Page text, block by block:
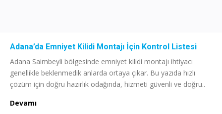
Adana’da Emniyet Kilidi Montajı İçin Kontrol Listesi
Adana Saimbeyli bölgesinde emniyet kilidi montajı ihtiyacı
genellikle beklenmedik anlarda ortaya çıkar. Bu yazıda hızlı
çözüm için doğru hazırlık odağında, hizmeti güvenli ve doğru..
Devamı